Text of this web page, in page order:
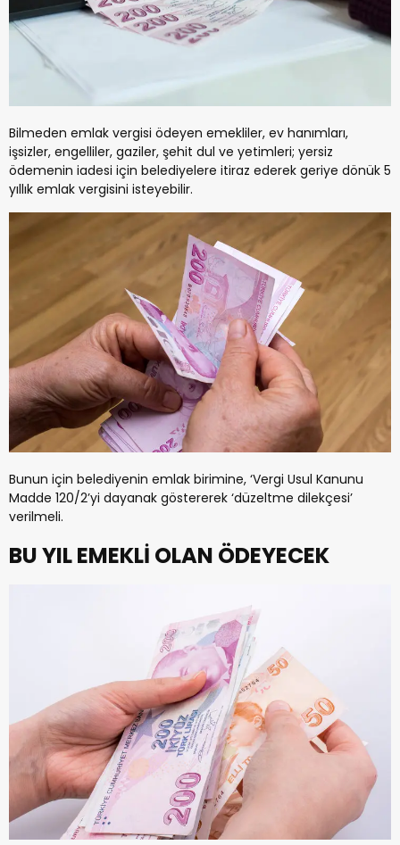
Bilmeden emlak vergisi ödeyen emekliler, ev hanımları,
işsizler, engelliler, gaziler, şehit dul ve yetimleri; yersiz
ödemenin iadesi için belediyelere itiraz ederek geriye dönük 5
yıllık emlak vergisini isteyebilir.
Bunun için belediyenin emlak birimine, ‘Vergi Usul Kanunu
Madde 120/2’yi dayanak göstererek ‘düzeltme dilekçesi’
verilmeli.
BU YIL EMEKLİ OLAN ÖDEYECEK